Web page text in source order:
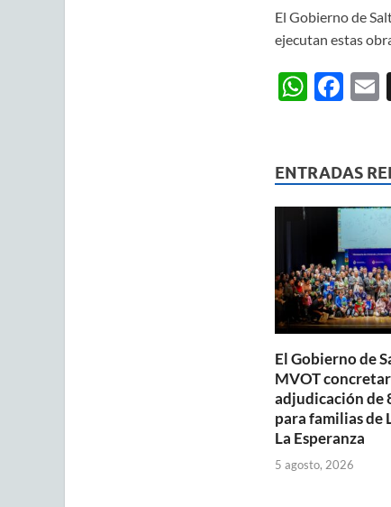
El Gobierno de
ejecutan estas
W
s
A
p
F
b
o
o
k
ENTRADAS
El Gobierno de
MVOT
adjudicación de
para familias de
La Esperanza
5 agosto, 2026